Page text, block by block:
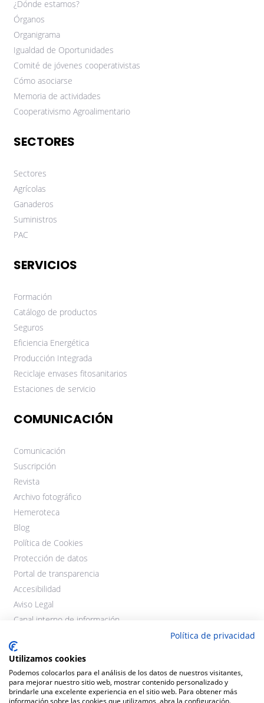
¿Dónde estamos?
Órganos
Organigrama
Igualdad de Oportunidades
Comité de jóvenes cooperativistas
Cómo asociarse
Memoria de actividades
Cooperativismo Agroalimentario
SECTORES
Sectores
Agrícolas
Ganaderos
Suministros
PAC
SERVICIOS
Formación
Catálogo de productos
Seguros
Eficiencia Energética
Producción Integrada
Reciclaje envases fitosanitarios
Estaciones de servicio
COMUNICACIÓN
Comunicación
Suscripción
Revista
Archivo fotográfico
Hemeroteca
Blog
Política de Cookies
Protección de datos
Portal de transparencia
Accesibilidad
Aviso Legal
Canal interno de información
Política de privacidad
Utilizamos cookies
Podemos colocarlos para el análisis de los datos de nuestros visitantes,
para mejorar nuestro sitio web, mostrar contenido personalizado y
brindarle una excelente experiencia en el sitio web. Para obtener más
información sobre las cookies que utilizamos, abra la configuración.